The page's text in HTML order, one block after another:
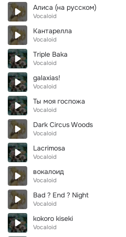
Алиса (на русском)
Vocaloid
Кантарелла
Vocaloid
Triple Baka
Vocaloid
galaxias!
Vocaloid
Ты моя госпожа
Vocaloid
Dark Circus Woods
Vocaloid
Lacrimosa
Vocaloid
вокалоид
Vocaloid
Bad ? End ? Night
Vocaloid
kokoro kiseki
Vocaloid